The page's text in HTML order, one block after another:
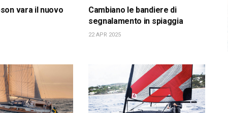
vara il nuovo
Cambiano le bandiere di
segnalamento in spiaggia
22 APR 2025